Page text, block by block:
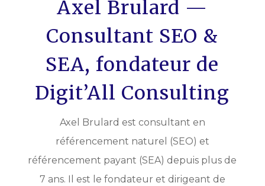
Axel Brulard —
Consultant SEO &
SEA, fondateur de
Digit’All Consulting
Axel Brulard est consultant en
référencement naturel (SEO) et
référencement payant (SEA) depuis plus de
7 ans. Il est le fondateur et dirigeant de